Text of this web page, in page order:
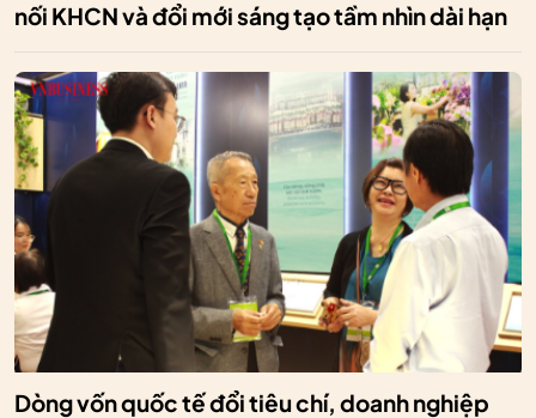
nối KHCN và đổi mới sáng tạo tầm nhìn dài hạn
Dòng vốn quốc tế đổi tiêu chí, doanh nghiệp